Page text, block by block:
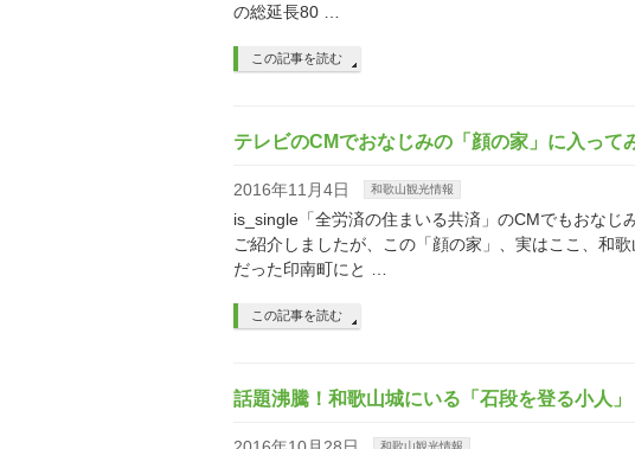
の総延長80 …
この記事を読む
テレビのCMでおなじみの「顔の家」に入って
2016年11月4日 和歌山観光情報
is_single「全労済の住まいる共済」のCMでもおな
ご紹介しましたが、この「顔の家」、実はここ、和
だった印南町にと …
この記事を読む
話題沸騰！和歌山城にいる「石段を登る小人」
和歌山観光情報